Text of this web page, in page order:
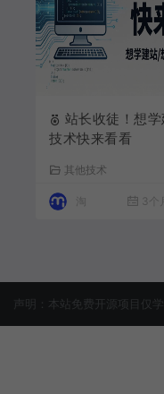
站长收徒！想
技术快来看看
其他技术
3个
声明：本站免费开源项目仅